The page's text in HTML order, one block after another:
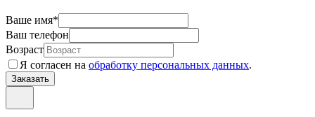
Ваше имя*
Ваш телефон
Возраст
Я согласен на обработку персональных данных.